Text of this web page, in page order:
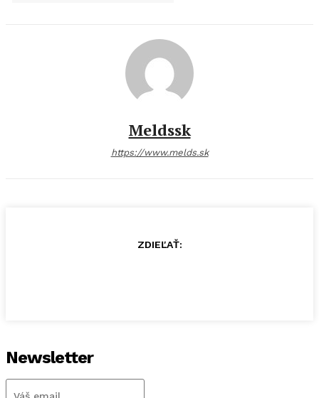
Meldssk
https://www.melds.sk
ZDIEĽAŤ:
Newsletter